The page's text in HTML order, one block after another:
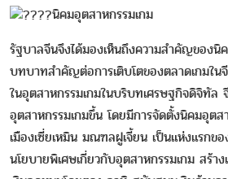
นิคมอุตสาหกรรมเกม
รัฐบาลจีนจึงได้มองเห็นถึงความสำคัญของนิ
บทบาทสำคัญต่อการเติบโตของตลาดเกมใน
ในอุตสาหกรรมเกมในบริบทเศรษฐกิจดิจิทัล
อุตสาหกรรมเกมขึ้น โดยมีการจัดตั้งนิคมอุตส
เมืองเซี่ยเหมิน มณฑลฝูเจี้ยน เป็นแห่งแรกข
นโยบายพิเศษเกี่ยวกับอุตสาหกรรมเกม สร้าง